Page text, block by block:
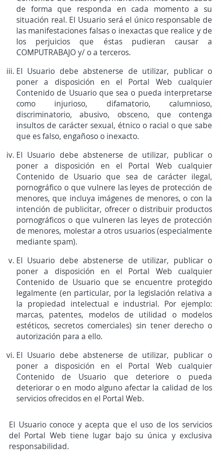
de forma que responda en cada momento a su
situación real. El Usuario será el único responsable de
las manifestaciones falsas o inexactas que realice y de
los perjuicios que éstas pudieran causar a
COMPUTRABAJO y/ o a terceros.
El Usuario debe abstenerse de utilizar, publicar o
poner a disposición en el Portal Web cualquier
Contenido de Usuario que sea o pueda interpretarse
como injurioso, difamatorio, calumnioso,
discriminatorio, abusivo, obsceno, que contenga
insultos de carácter sexual, étnico o racial o que sabe
que es falso, engañoso o inexacto.
El Usuario debe abstenerse de utilizar, publicar o
poner a disposición en el Portal Web cualquier
Contenido de Usuario que sea de carácter ilegal,
pornográfico o que vulnere las leyes de protección de
menores, que incluya imágenes de menores, o con la
intención de publicitar, ofrecer o distribuir productos
pornográficos o que vulneren las leyes de protección
de menores, molestar a otros usuarios (especialmente
mediante spam).
El Usuario debe abstenerse de utilizar, publicar o
poner a disposición en el Portal Web cualquier
Contenido de Usuario que se encuentre protegido
legalmente (en particular, por la legislación relativa a
la propiedad intelectual e industrial. Por ejemplo:
marcas, patentes, modelos de utilidad o modelos
estéticos, secretos comerciales) sin tener derecho o
autorización para a ello.
El Usuario debe abstenerse de utilizar, publicar o
poner a disposición en el Portal Web cualquier
Contenido de Usuario que deteriore o pueda
deteriorar o en modo alguno afectar la calidad de los
servicios ofrecidos en el Portal Web.
El Usuario conoce y acepta que el uso de los servicios
del Portal Web tiene lugar bajo su única y exclusiva
responsabilidad.